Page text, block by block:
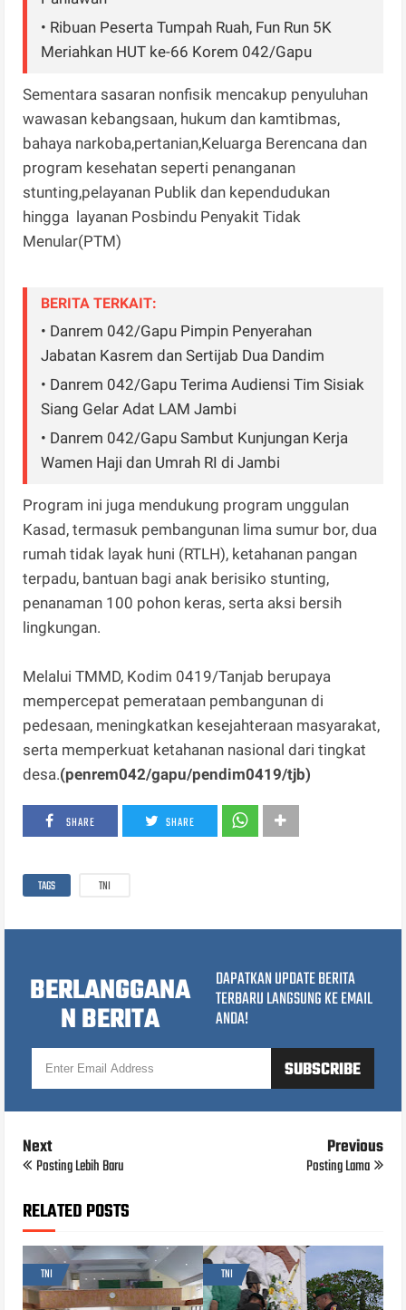
• Ribuan Peserta Tumpah Ruah, Fun Run 5K
Meriahkan HUT ke-66 Korem 042/Gapu
Sementara sasaran nonfisik mencakup penyuluhan
wawasan kebangsaan, hukum dan kamtibmas,
bahaya narkoba,pertanian,Keluarga Berencana dan
program kesehatan seperti penanganan
stunting,pelayanan Publik dan kependudukan
hingga layanan Posbindu Penyakit Tidak
Menular(PTM)
BERITA TERKAIT:
• Danrem 042/Gapu Pimpin Penyerahan
Jabatan Kasrem dan Sertijab Dua Dandim
• Danrem 042/Gapu Terima Audiensi Tim Sisiak
Siang Gelar Adat LAM Jambi
• Danrem 042/Gapu Sambut Kunjungan Kerja
Wamen Haji dan Umrah RI di Jambi
Program ini juga mendukung program unggulan
Kasad, termasuk pembangunan lima sumur bor, dua
rumah tidak layak huni (RTLH), ketahanan pangan
terpadu, bantuan bagi anak berisiko stunting,
penanaman 100 pohon keras, serta aksi bersih
lingkungan.
Melalui TMMD, Kodim 0419/Tanjab berupaya
mempercepat pemerataan pembangunan di
pedesaan, meningkatkan kesejahteraan masyarakat,
serta memperkuat ketahanan nasional dari tingkat
desa.(penrem042/gapu/pendim0419/tjb)
SHARE SHARE
TAGS TNI
BERLANGGANA
N BERITA
DAPATKAN UPDATE BERITA
TERBARU LANGSUNG KE EMAIL
ANDA!
Next
Posting Lebih Baru
Previous
Posting Lama
RELATED POSTS
TNI TNI